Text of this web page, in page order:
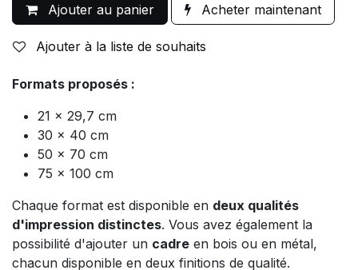
Ajouter au panier Acheter maintenant
Ajouter à la liste de souhaits
Formats proposés :
21 x 29,7 cm
30 x 40 cm
50 x 70 cm
75 x 100 cm
Chaque format est disponible en deux qualités
d'impression distinctes. Vous avez également la
possibilité d'ajouter un cadre en bois ou en métal,
chacun disponible en deux finitions de qualité.